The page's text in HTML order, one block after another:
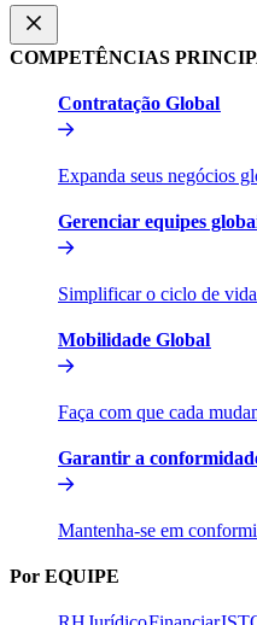
COMPETÊNCIAS
Contratação Global​​
Expanda seus negócios
Gerenciar equipes
Simplificar o ciclo de
Mobilidade Global​​
Faça com que cada
Garantir a
Mantenha-se em
Por EQUIPE​​